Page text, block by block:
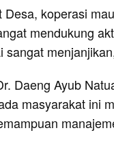
Desa, koperasi
mendukung
sangat
Daeng Ayub
masyarakat ini